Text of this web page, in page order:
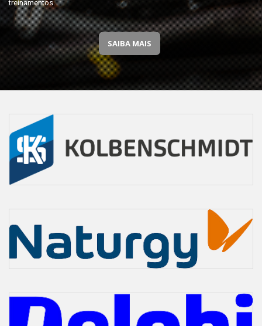
treinamentos.
SAIBA MAIS